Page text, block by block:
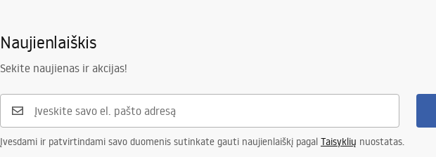
Naujienlaiškis
Sekite naujienas ir akcijas!
Įvesdami ir patvirtindami savo duomenis sutinkate gauti naujienlaiškį pagal Taisyklių nuostatas.